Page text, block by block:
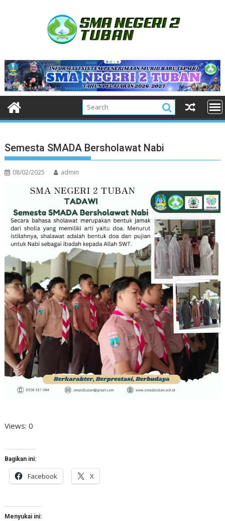
Semesta SMADA Bersholawat Nabi
08/02/2025 admin
Views: 0
Bagikan ini:
Facebook X
Menyukai ini: